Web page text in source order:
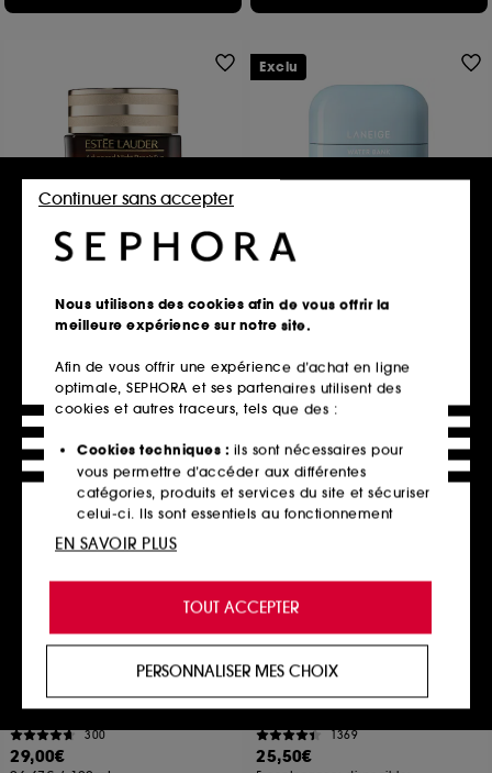
ESTÉE LAUDER
Advanced Night Repair
2125
77,00€
Ajouter au panier
LANEIGE
Water Bank Hyaluronique
250
39,00€
Ajouter au panier
Exclu
The Glow Hero
Sérum-huile hybride au bakuchiol
300
29,00€
Clean at Sephora
ERBORIAN
Super BB Au Ginseng
Soin Couvrant Anti-Imperfections Format Voyage
1369
25,50€
Nous utilisons des cookies afin de vous offrir la
meilleure expérience sur notre site.
Afin de vous offrir une expérience d’achat en ligne
optimale, SEPHORA et ses partenaires utilisent des
cookies et autres traceurs, tels que des :
Cookies techniques : ils sont nécessaires pour
vous permettre d’accéder aux différentes
catégories, produits et services du site et sécuriser
celui-ci. Ils sont essentiels au fonctionnement
technique du site et ne peuvent être désactivés.
de vous offrir une expérience enrichie et
personnalisée en vous recommandant des
produits, des services et des contenus qui
proposer des offres promotionnelles adaptées à
votre profil.
Cookies réseaux sociaux et publicité :ils sont
utilisés pour vous présenter du contenu susceptible
TOUT ACCEPTER
Continuer sans accepter
PERSONNALISER MES CHOIX
EN SAVOIR PLUS